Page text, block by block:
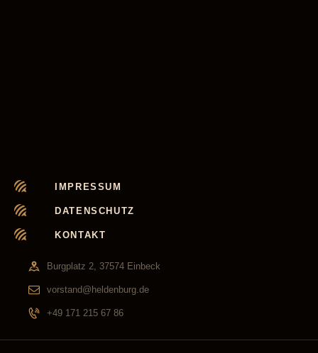
IMPRESSUM
DATENSCHUTZ
KONTAKT
Burgplatz 2, 37574 Einbeck
vorstand@heldenburg.de
+49 171 215 67 86